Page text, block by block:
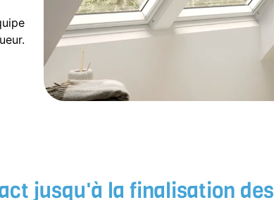
jusqu'à la finalisation des